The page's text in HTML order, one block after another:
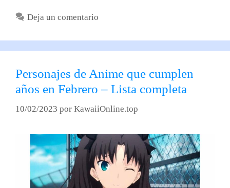
Deja un comentario
Personajes de Anime que cumplen
años en Febrero – Lista completa
10/02/2023 por KawaiiOnline.top